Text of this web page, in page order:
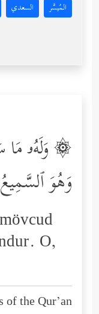
المُيسَّر السعدي
۞ وَلَهُۥ مَا
وَهُوَ
O,
the Qur’an: